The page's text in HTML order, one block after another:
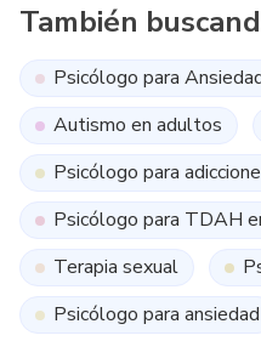
También
Psicólogo para
Autismo en adultos
Psicólogo para
Psicólogo para TDAH
Terapia sexual
Psicólogo para ansiedad